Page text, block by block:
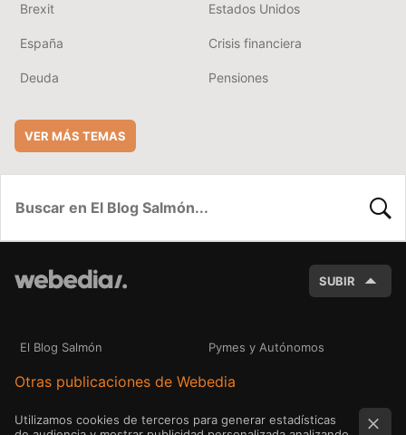
Brexit Estados Unidos
España Crisis financiera
Deuda Pensiones
VER MÁS TEMAS
SUBIR
El Blog Salmón Pymes y Autónomos
Otras publicaciones de Webedia
Utilizamos cookies de terceros para generar estadísticas